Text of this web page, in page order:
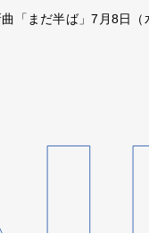
「まだ半ば」7月8日（